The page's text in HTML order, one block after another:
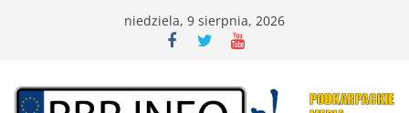
niedziela, 9 sierpnia, 2026